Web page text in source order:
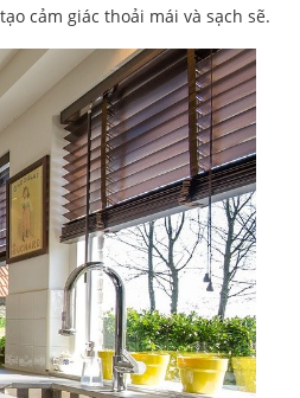
cảm giác thoải mái và sạch sẽ.